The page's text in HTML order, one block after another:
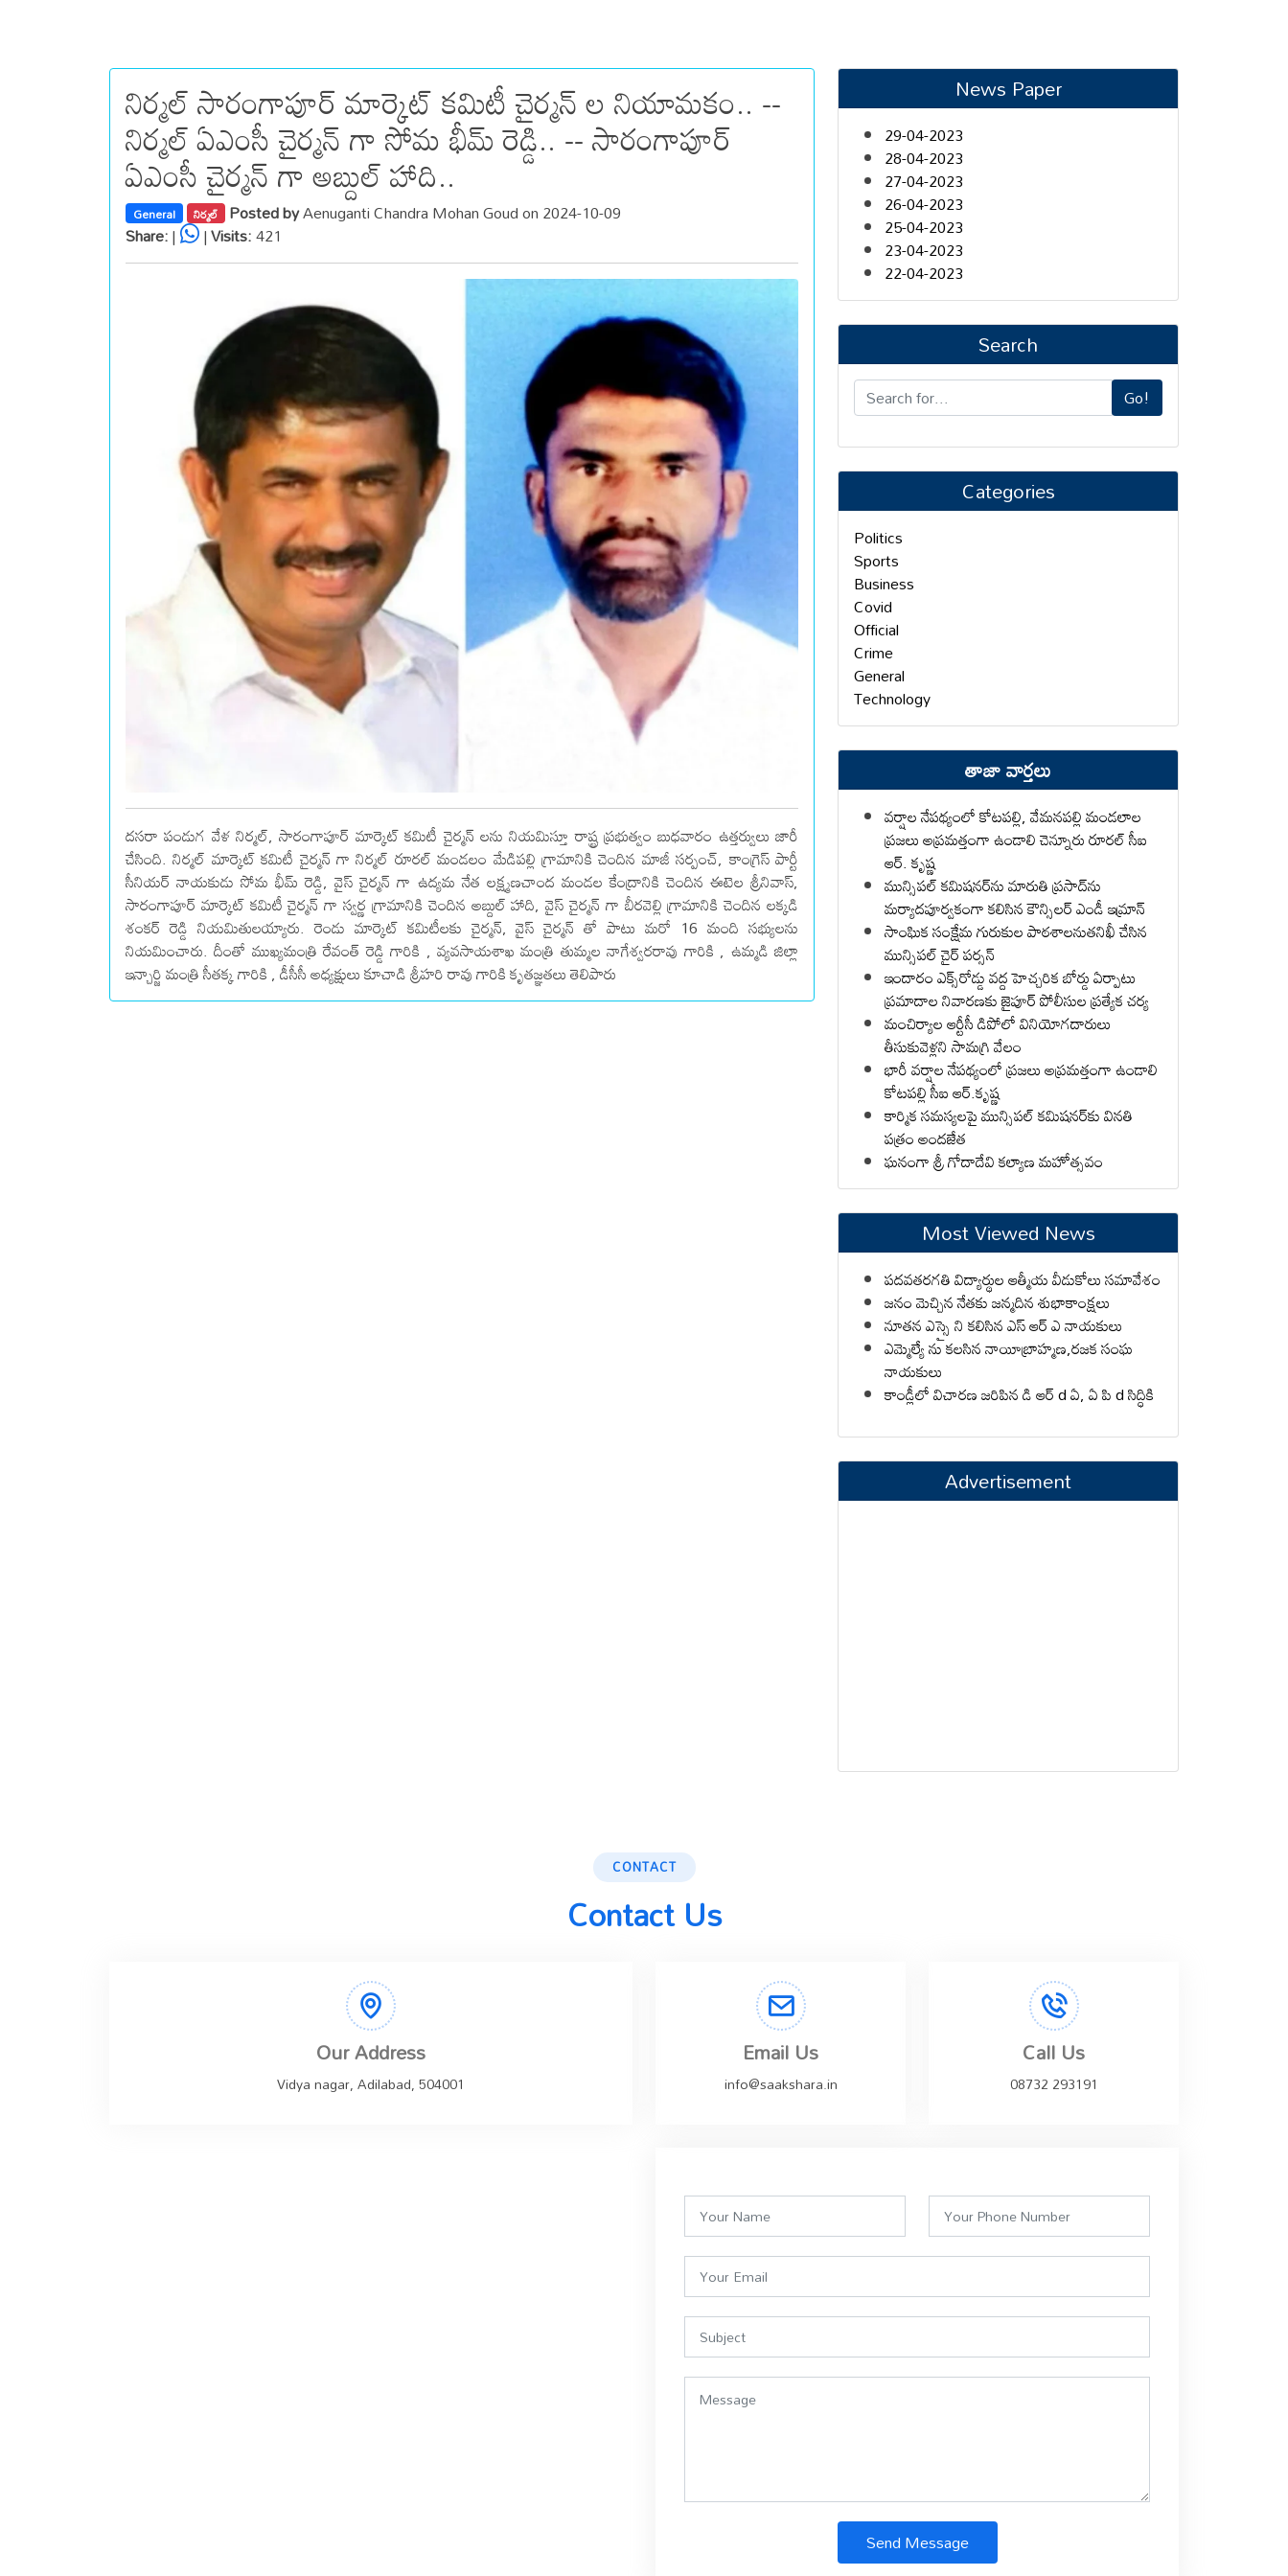
నిర్మల్ సారంగాపూర్ మార్కెట్ కమిటీ చైర్మన్ ల నియామకం.. --
నిర్మల్ ఏఎంసీ చైర్మన్ గా సోమ భీమ్ రెడ్డి.. -- సారంగాపూర్
ఏఎంసీ చైర్మన్ గా అబ్దుల్ హాది..
General నిర్మల్ Posted byAenuganti Chandra Mohan Goud on 2024-10-09
Share:| |Visits:421
దసరా పండుగ వేళ నిర్మల్, సారంగాపూర్ మార్కెట్ కమిటీ చైర్మన్ లను నియమిస్తూ రాష్ట్ర ప్రభుత్వం బుధవారం ఉత్తర్వులు జారీ
చేసింది. నిర్మల్ మార్కెట్ కమిటీ చైర్మన్ గా నిర్మల్ రూరల్ మండలం మేడిపల్లి గ్రామానికి చెందిన మాజీ సర్పంచ్, కాంగ్రెస్ పార్టీ
సీనియర్ నాయకుడు సోమ భీమ్ రెడ్డి, వైస్ చైర్మన్ గా ఉద్యమ నేత లక్ష్మణచాంద మండల కేంద్రానికి చెందిన ఈటెల శ్రీనివాస్,
సారంగాపూర్ మార్కెట్ కమిటీ చైర్మన్ గా స్వర్ణ గ్రామానికి చెందిన అబ్దుల్ హాది, వైస్ చైర్మన్ గా బీరవెల్లి గ్రామానికి చెందిన లక్కడి
శంకర్ రెడ్డి నియమితులయ్యారు. రెండు మార్కెట్ కమిటీలకు చైర్మన్, వైస్ చైర్మన్ తో పాటు మరో 16 మంది సభ్యులను
నియమించారు. దీంతో ముఖ్యమంత్రి రేవంత్ రెడ్డి గారికి , వ్యవసాయశాఖ మంత్రి తుమ్మల నాగేశ్వరరావు గారికి , ఉమ్మడి జిల్లా
ఇన్చార్జి మంత్రి సీతక్క గారికి , డీసీసీ అధ్యక్షులు కూచాడి శ్రీహరి రావు గారికి కృతజ్ఞతలు తెలిపారు
News Paper
29-04-2023
28-04-2023
27-04-2023
26-04-2023
25-04-2023
23-04-2023
22-04-2023
Search
Go!
Categories
Politics
Sports
Business
Covid
Official
Crime
General
Technology
తాజా వార్తలు
వర్షాల నేపథ్యంలో కోటపల్లి, వేమనపల్లి మండలాల
ప్రజలు అప్రమత్తంగా ఉండాలి చెన్నూరు రూరల్ సీఐ
ఆర్. కృష్ణ
మున్సిపల్ కమిషనర్‌ను మారుతి ప్రసాద్‌ను
మర్యాదపూర్వకంగా కలిసిన కౌన్సిలర్ ఎండీ ఇమ్రాన్ ​
సాంఘిక సంక్షేమ గురుకుల పాఠశాలనుతనిఖీ చేసిన
మున్సిపల్ చైర్ పర్సన్
ఇందారం ఎక్స్‌రోడ్డు వద్ద హెచ్చరిక బోర్డు ఏర్పాటు
ప్రమాదాల నివారణకు జైపూర్ పోలీసుల ప్రత్యేక చర్య
మంచిర్యాల ఆర్టీసీ డిపోలో వినియోగదారులు
తీసుకువెళ్లని సామగ్రి వేలం
భారీ వర్షాల నేపథ్యంలో ప్రజలు అప్రమత్తంగా ఉండాలి
కోటపల్లి సీఐ ఆర్.కృష్ణ
కార్మిక సమస్యలపై మున్సిపల్ కమిషనర్‌కు వినతి
పత్రం అందజేత
ఘనంగా శ్రీ గోదాదేవి కల్యాణ మహోత్సవం
Most Viewed News
పదవతరగతి విద్యార్థుల ఆత్మీయ వీడుకోలు సమావేశం
జనం మెచ్చిన నేతకు జన్మదిన శుభాకాంక్షలు
నూతన ఎస్సై ని కలిసిన ఎస్ ఆర్ ఎ నాయకులు
ఎమ్మెల్యే ను కలసిన నాయీబ్రాహ్మణ,రజక సంఘ
నాయకులు
కాండ్లీలో విచారణ జరిపిన డి ఆర్ d ఏ, ఏ పి d సిద్ధికి
Advertisement
CONTACT
Contact Us
Our Address
Vidya nagar, Adilabad, 504001
Email Us
info@saakshara.in
Call Us
08732 293191
Send Message